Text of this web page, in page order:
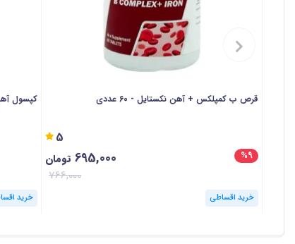
قرص ب کمپلکس + آهن نکستایل - 60 عددی
5
%9
695,000 تومان
766,000
خرید اقساطی
کپسول آهن
خرید